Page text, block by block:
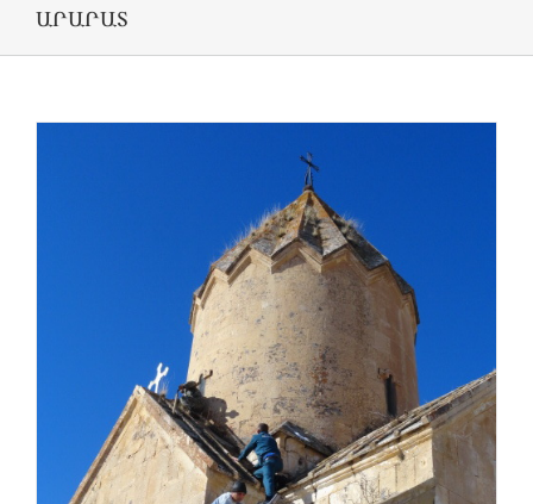
ԱՐԱՐԱՏ